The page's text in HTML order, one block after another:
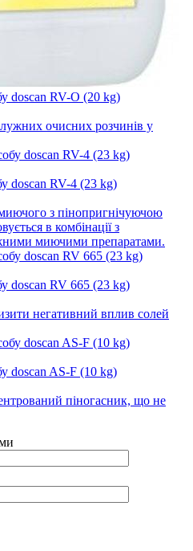
doscan RV-O (20 kg)
очисних розчинів у
doscan RV-4 (23 kg)
з пінопригнічуючою
в комбінації з
миючими препаратами.
doscan RV 665 (23 kg)
негативний вплив солей
doscan AS-F (10 kg)
піногасник, що не